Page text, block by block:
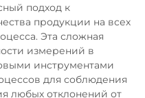
подход к
продукции на всех
Эта сложная
измерений в
инструментами
для соблюдения
любых отклонений от